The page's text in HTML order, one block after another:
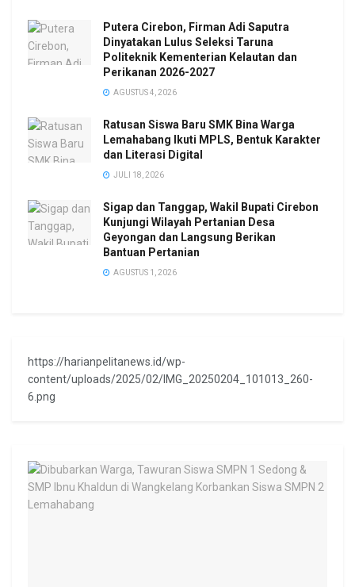
Putera Cirebon, Firman Adi Saputra
Dinyatakan Lulus Seleksi Taruna
Politeknik Kementerian Kelautan dan
Perikanan 2026-2027
AGUSTUS 4, 2026
Ratusan Siswa Baru SMK Bina Warga
Lemahabang Ikuti MPLS, Bentuk Karakter
dan Literasi Digital
JULI 18, 2026
Sigap dan Tanggap, Wakil Bupati Cirebon
Kunjungi Wilayah Pertanian Desa
Geyongan dan Langsung Berikan
Bantuan Pertanian
AGUSTUS 1, 2026
https://harianpelitanews.id/wp-
content/uploads/2025/02/IMG_20250204_101013_260-
6.png